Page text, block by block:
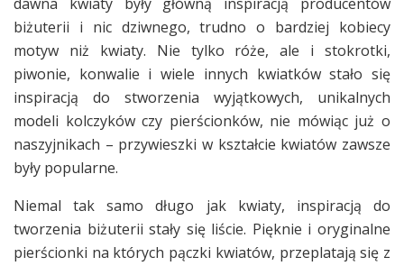
biżuterii i nic dziwnego, trudno o bardziej kobiecy
motyw niż kwiaty. Nie tylko róże, ale i stokrotki,
piwonie, konwalie i wiele innych kwiatków stało się
inspiracją do stworzenia wyjątkowych, unikalnych
modeli kolczyków czy pierścionków, nie mówiąc już o
naszyjnikach – przywieszki w kształcie kwiatów zawsze
były popularne.
Niemal tak samo długo jak kwiaty, inspiracją do
tworzenia biżuterii stały się liście. Pięknie i oryginalne
pierścionki na których pączki kwiatów, przeplatają się z